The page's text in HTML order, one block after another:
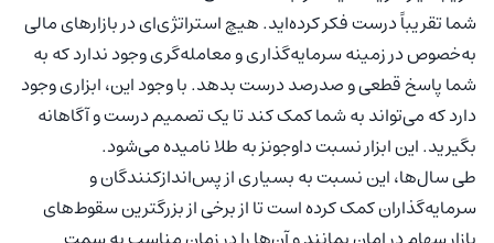
شما تقریباً درست فکر کرده‌اید. هیچ استراتژی‌ای در بازارهای مالی
به‌خصوص در زمینه سرمایه‌گذاری و معامله‌گری وجود ندارد که به
شما پاسخ قطعی و صدرصد درست بدهد. با وجود این، ابزاری وجود
دارد که می‌تواند به شما کمک کند تا یک تصمیم درست و آگاهانه
بگیرید. این ابزار نسبت داوجونز به طلا نامیده می‌شود.
طی سال‌ها، این نسبت به بسیاری از پس‌اندازکنندگان و
سرمایه‌گذاران کمک کرده است تا از برخی از بزرگترین سقوط‌های